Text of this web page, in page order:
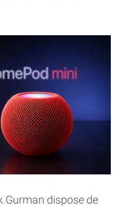
Gurman dispose de